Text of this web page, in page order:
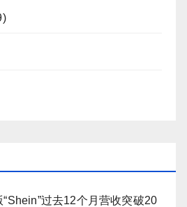
过去12个月营收突破20